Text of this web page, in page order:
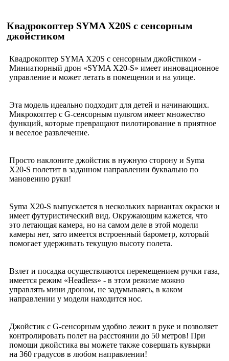
Квадрокоптер SYMA X20S с сенсорным
джойстиком
Квадрокоптер SYMA X20S с сенсорным джойстиком -
Миниатюрный дрон «SYMA X20-S» имеет инновационное
управление и может летать в помещении и на улице.
Эта модель идеально подходит для детей и начинающих.
Микрокоптер с G-сенсорным пультом имеет множество
функций, которые превращают пилотирование в приятное
и веселое развлечение.
Просто наклоните джойстик в нужную сторону и Syma
X20-S полетит в заданном направлении буквально по
мановению руки!
Syma X20-S выпускается в нескольких вариантах окраски и
имеет футуристический вид. Окружающим кажется, что
это летающая камера, но на самом деле в этой модели
камеры нет, зато имеется встроенный барометр, который
помогает удерживать текущую высоту полета.
Взлет и посадка осуществляются перемещением ручки газа,
имеется режим «Headless» - в этом режиме можно
управлять мини дроном, не задумываясь, в каком
направлении у модели находится нос.
Джойстик с G-сенсорным удобно лежит в руке и позволяет
контролировать полет на расстоянии до 50 метров! При
помощи джойстика вы можете также совершать кувырки
на 360 градусов в любом направлении!